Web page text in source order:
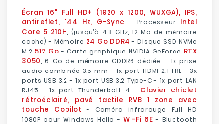
Écran 16" Full HD+ (1920 x 1200, WUXGA), IPS,
antireflet, 144 Hz, G-Sync
- Processeur Intel
Core 5 210H , (jusqu’à 4.8 GHz, 12 Mo de mémoire
cache) - Mémoire 24 Go DDR4- Disque SSD NVMe
M.2 512 Go - Carte graphique NVIDIA GeForce RTX
3050 , 6 Go de mémoire GDDR6 dédiée - 1x prise
audio combinée 3.5 mm - 1x port HDMI 2.1 FRL - 3x
ports USB 3.2 - 1x port USB 3.2 Type-C - 1x port LAN
RJ45 - 1x port Thunderbolt 4 - Clavier chiclet
rétroéclairé, pavé tactile RVB 1 zone avec
touche Copilot
- Caméra infrarouge Full HD
1080P pour Windows Hello -Wi-Fi 6E - Bluetooth